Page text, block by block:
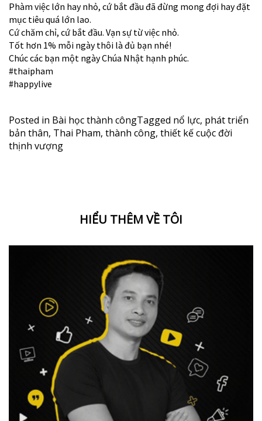
Phàm việc lớn hay nhỏ, cứ bắt đầu đã đừng mong đợi hay đặt
mục tiêu quá lớn lao.
Cứ chăm chỉ, cứ bắt đầu. Vạn sự từ việc nhỏ.
Tốt hơn 1% mỗi ngày thôi là đủ bạn nhé!
Chúc các bạn một ngày Chúa Nhật hạnh phúc.
#thaipham
#happylive
Posted in Bài học thành côngTagged nổ lực, phát triển
bản thân, Thai Pham, thành công, thiết kế cuộc đời
thịnh vượng
HIỂU THÊM VỀ TÔI